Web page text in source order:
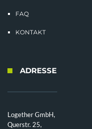
FAQ
KONTAKT
ADRESSE
Logether GmbH,
Querstr. 25,